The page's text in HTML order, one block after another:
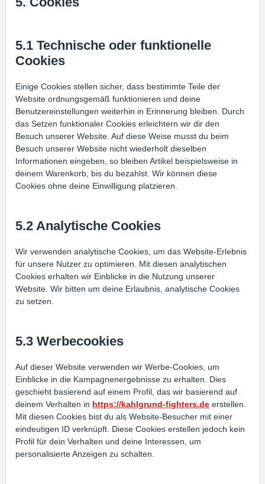
5.1 Technische oder funktionelle
Cookies
Einige Cookies stellen sicher, dass bestimmte Teile der
Website ordnungsgemäß funktionieren und deine
Benutzereinstellungen weiterhin in Erinnerung bleiben. Durch
das Setzen funktionaler Cookies erleichtern wir dir den
Besuch unserer Website. Auf diese Weise musst du beim
Besuch unserer Website nicht wiederholt dieselben
Informationen eingeben, so bleiben Artikel beispielsweise in
deinem Warenkorb, bis du bezahlst. Wir können diese
Cookies ohne deine Einwilligung platzieren.
5.2 Analytische Cookies
Wir verwenden analytische Cookies, um das Website-Erlebnis
für unsere Nutzer zu optimieren. Mit diesen analytischen
Cookies erhalten wir Einblicke in die Nutzung unserer
Website. Wir bitten um deine Erlaubnis, analytische Cookies
zu setzen.
5.3 Werbecookies
Auf dieser Website verwenden wir Werbe-Cookies, um
Einblicke in die Kampagnenergebnisse zu erhalten. Dies
geschieht basierend auf einem Profil, das wir basierend auf
deinem Verhalten in https://kahlgrund-fighters.de erstellen.
Mit diesen Cookies bist du als Website-Besucher mit einer
eindeutigen ID verknüpft. Diese Cookies erstellen jedoch kein
Profil für dein Verhalten und deine Interessen, um
personalisierte Anzeigen zu schalten.